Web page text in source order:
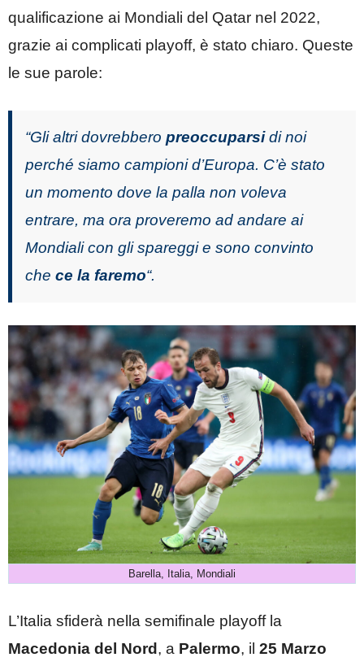
qualificazione ai Mondiali del Qatar nel 2022,
grazie ai complicati playoff, è stato chiaro. Queste
le sue parole:
“Gli altri dovrebbero preoccuparsidi noi
perché siamo campioni d’Europa. C’è stato
un momento dove la palla non voleva
entrare, ma ora proveremo ad andare ai
Mondiali con gli spareggi e sono convinto
che ce la faremo“.
Barella, Italia, Mondiali
L’Italia sfiderà nella semifinale playoff la
Macedonia del Nord, a Palermo, il 25 Marzo